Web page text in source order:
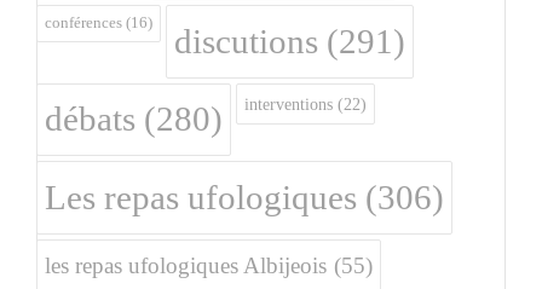
conférences (16) discutions (291)
débats (280) interventions (22)
Les repas ufologiques (306)
les repas ufologiques Albijeois (55)